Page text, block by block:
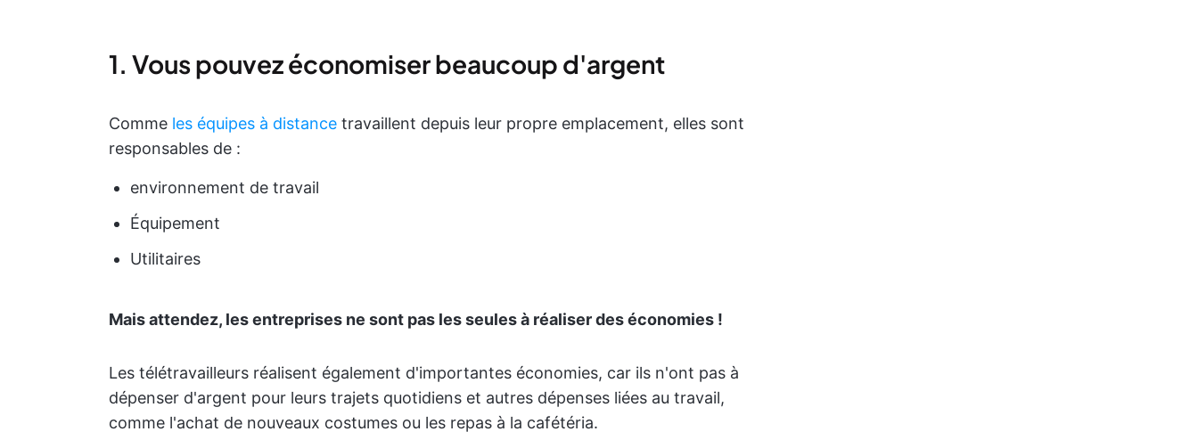
1. Vous pouvez économiser beaucoup d'argent
Comme les équipes à distance travaillent depuis leur propre emplacement, elles sont
responsables de :
environnement de travail
Équipement
Utilitaires
Mais attendez, les entreprises ne sont pas les seules à réaliser des économies !
Les télétravailleurs réalisent également d'importantes économies, car ils n'ont pas à
dépenser d'argent pour leurs trajets quotidiens et autres dépenses liées au travail,
comme l'achat de nouveaux costumes ou les repas à la cafétéria.